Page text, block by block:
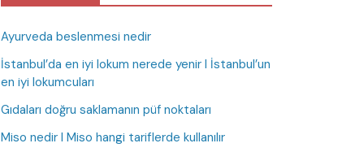
Ayurveda beslenmesi nedir
İstanbul’da en iyi lokum nerede yenir I İstanbul’un
en iyi lokumcuları
Gıdaları doğru saklamanın püf noktaları
Miso nedir I Miso hangi tariflerde kullanılır